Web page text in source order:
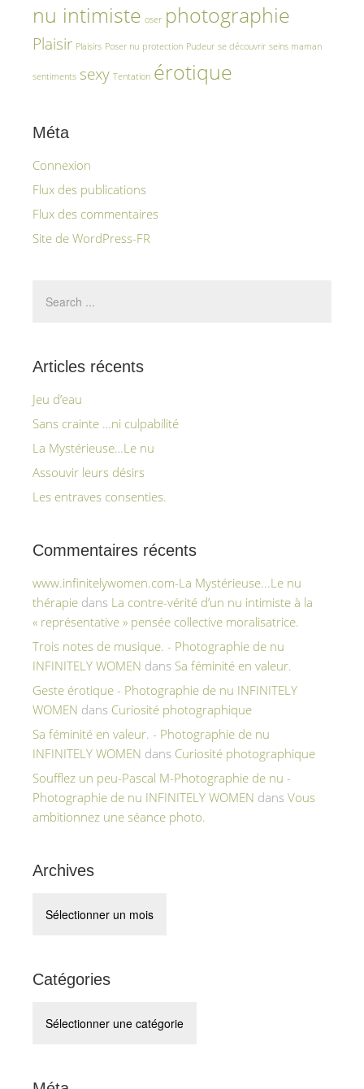
nu intimiste oser photographie
Plaisir Plaisirs Poser nu protection Pudeur se découvrir seins maman
sentiments sexy Tentation érotique
Méta
Connexion
Flux des publications
Flux des commentaires
Site de WordPress-FR
Articles récents
Jeu d’eau
Sans crainte …ni culpabilité
La Mystérieuse…Le nu
Assouvir leurs désirs
Les entraves consenties.
Commentaires récents
www.infinitelywomen.com-La Mystérieuse...Le nu
thérapie dans La contre-vérité d’un nu intimiste à la
« représentative » pensée collective moralisatrice.
Trois notes de musique. - Photographie de nu
INFINITELY WOMEN dans Sa féminité en valeur.
Geste érotique - Photographie de nu INFINITELY
WOMEN dans Curiosité photographique
Sa féminité en valeur. - Photographie de nu
INFINITELY WOMEN dans Curiosité photographique
Soufflez un peu-Pascal M-Photographie de nu -
Photographie de nu INFINITELY WOMEN dans Vous
ambitionnez une séance photo.
Archives
Catégories